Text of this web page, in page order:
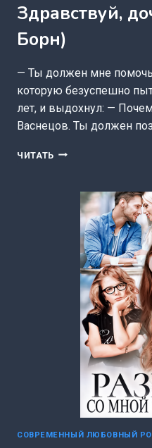
Здравствуй,
Борн)
— Ты должен мне
которую безуспешно
лет, и выдохнул: —
Васнецов. Ты должен
ЧИТАТЬ ЗДРАВСТВУЙ,
БОРН)
СОВРЕМЕННЫЙ ЛЮБОВНЫЙ